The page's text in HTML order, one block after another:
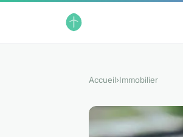
Accueil›Immobilier